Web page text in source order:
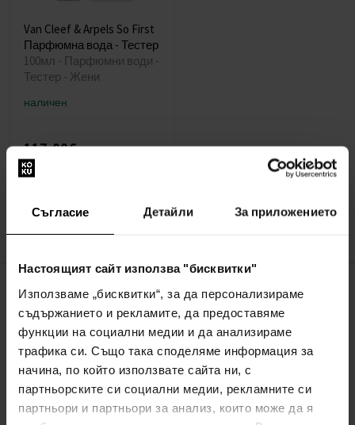
Съгласие Детайли За приложението
Настоящият сайт използва "бисквитки"
Използваме „бисквитки“, за да персонализираме
съдържанието и рекламите, да предоставяме
функции на социални медии и да анализираме
трафика си. Също така споделяме информация за
начина, по който използвате сайта ни, с
партньорските си социални медии, рекламните си
партньори и партньори за анализ, които може да я
Van Cleef & Arpels So First
Парфюмна вода - Тестер
100мл - Парфюмни води -
Тестер - Жени
наличен
117,00€
ЗА КОМПАНИЯТА
За нас
ФОРМА ЗА КОНТАКТ